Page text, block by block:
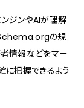
ジンやAIが理解
Schema.orgの規
情報などをマー
に把握できるよう